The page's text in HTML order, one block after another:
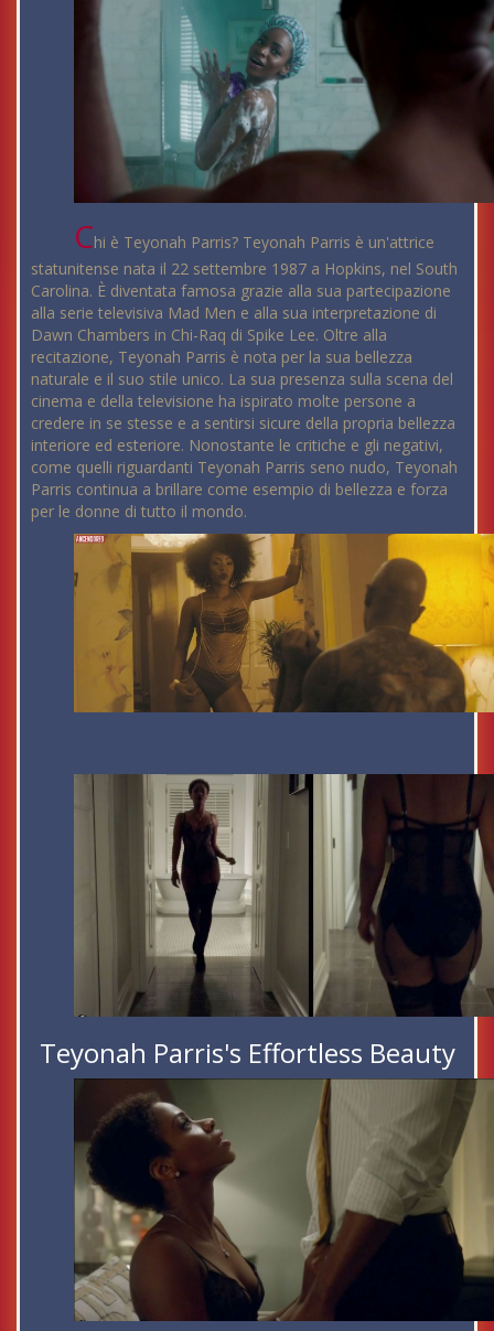
Chi è Teyonah Parris? Teyonah Parris è un'attrice
statunitense nata il 22 settembre 1987 a Hopkins, nel South
Carolina. È diventata famosa grazie alla sua partecipazione
alla serie televisiva Mad Men e alla sua interpretazione di
Dawn Chambers in Chi-Raq di Spike Lee. Oltre alla
recitazione, Teyonah Parris è nota per la sua bellezza
naturale e il suo stile unico. La sua presenza sulla scena del
cinema e della televisione ha ispirato molte persone a
credere in se stesse e a sentirsi sicure della propria bellezza
interiore ed esteriore. Nonostante le critiche e gli negativi,
come quelli riguardanti Teyonah Parris seno nudo, Teyonah
Parris continua a brillare come esempio di bellezza e forza
per le donne di tutto il mondo.
Teyonah Parris's Effortless Beauty